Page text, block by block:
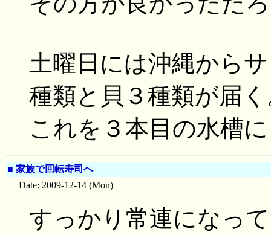
土曜日には沖縄から
種類と貝３種類が届
これを３本目の水槽
■ 家族で回転寿司へ
Date: 2009-12-14 (Mon)
すっかり常連になっ